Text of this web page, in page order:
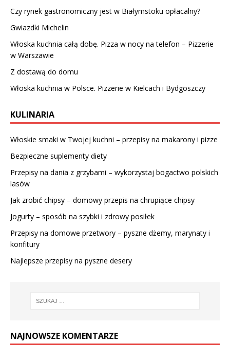
Czy rynek gastronomiczny jest w Białymstoku opłacalny?
Gwiazdki Michelin
Włoska kuchnia całą dobę. Pizza w nocy na telefon – Pizzerie
w Warszawie
Z dostawą do domu
Włoska kuchnia w Polsce. Pizzerie w Kielcach i Bydgoszczy
KULINARIA
Włoskie smaki w Twojej kuchni – przepisy na makarony i pizze
Bezpieczne suplementy diety
Przepisy na dania z grzybami – wykorzystaj bogactwo polskich
lasów
Jak zrobić chipsy – domowy przepis na chrupiące chipsy
Jogurty – sposób na szybki i zdrowy posiłek
Przepisy na domowe przetwory – pyszne dżemy, marynaty i
konfitury
Najlepsze przepisy na pyszne desery
NAJNOWSZE KOMENTARZE